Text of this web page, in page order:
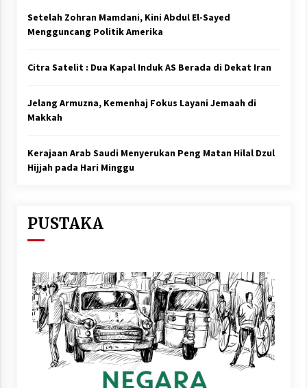
Setelah Zohran Mamdani, Kini Abdul El-Sayed
Mengguncang Politik Amerika
Citra Satelit : Dua Kapal Induk AS Berada di Dekat Iran
Jelang Armuzna, Kemenhaj Fokus Layani Jemaah di
Makkah
Kerajaan Arab Saudi Menyerukan Peng Matan Hilal Dzul
Hijjah pada Hari Minggu
PUSTAKA